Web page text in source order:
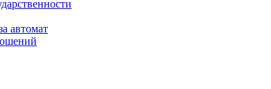
автомат